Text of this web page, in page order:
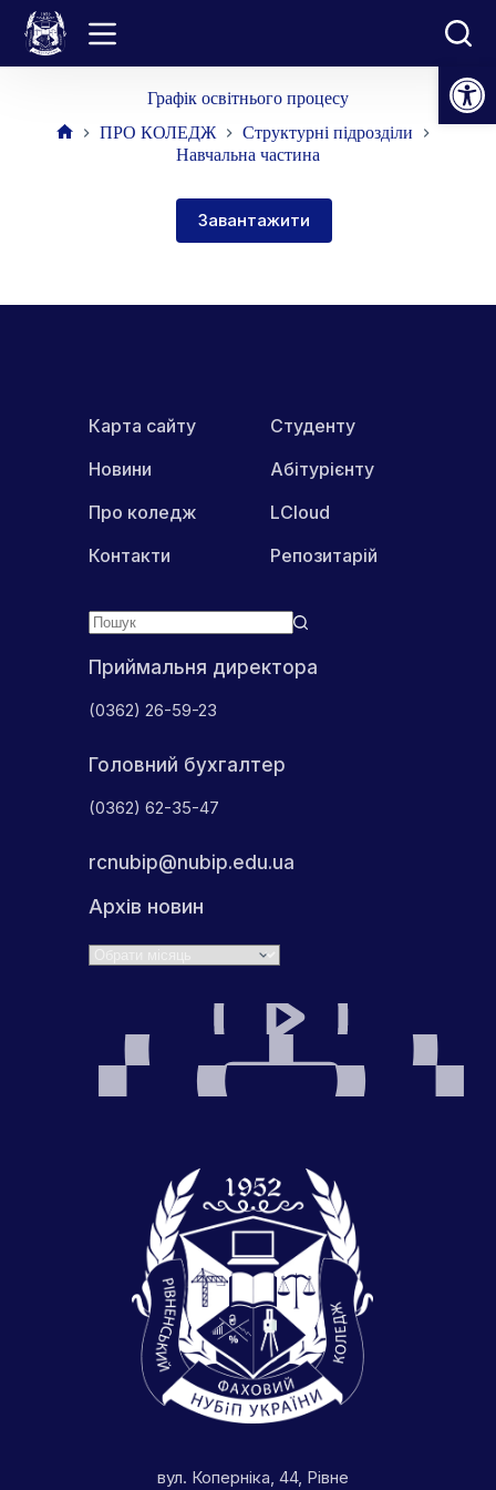
Відкрити Панель інструментів
Перейти
вмісту
Графік освітнього процесу
ПРО КОЛЕДЖ
Структурні підрозділи
Навчальна частина
Завантажити
Приймальня директора
(0362) 26-59-23
Головний бухгалтер
(0362) 62-35-47
rcnubip@nubip.edu.ua
Архів новин
вул. Коперніка, 44, Рівне
Карта сайту
Новини
Про коледж
Контакти
Студенту
Абітурієнту
LCloud
Репозитарій